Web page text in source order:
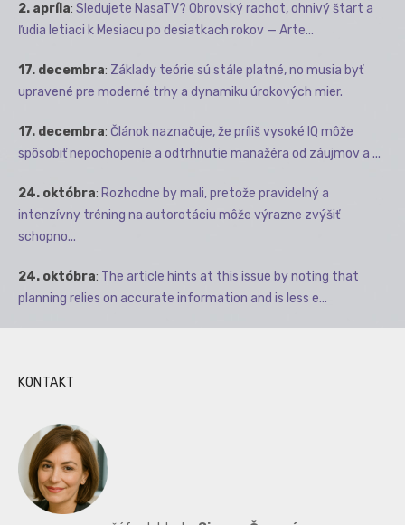
2. apríla: Sledujete NasaTV? Obrovský rachot, ohnivý štart a
ľudia letiaci k Mesiacu po desiatkach rokov — Arte...
17. decembra: Základy teórie sú stále platné, no musia byť
upravené pre moderné trhy a dynamiku úrokových mier.
17. decembra: Článok naznačuje, že príliš vysoké IQ môže
spôsobiť nepochopenie a odtrhnutie manažéra od záujmov a ...
24. októbra: Rozhodne by mali, pretože pravidelný a
intenzívny tréning na autorotáciu môže výrazne zvýšiť
schopno...
24. októbra: The article hints at this issue by noting that
planning relies on accurate information and is less e...
KONTAKT